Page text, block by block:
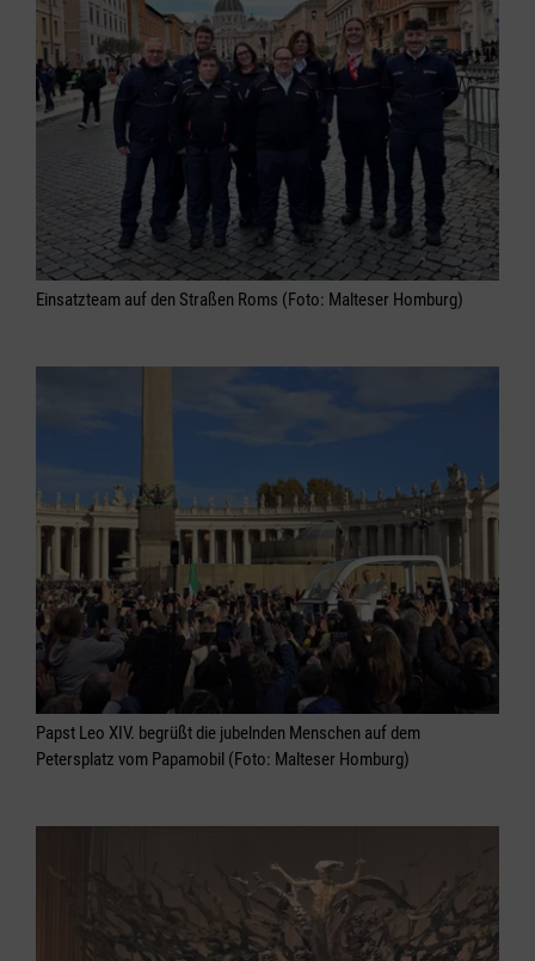
Einsatzteam auf den Straßen Roms (Foto: Malteser Homburg)
Papst Leo XIV. begrüßt die jubelnden Menschen auf dem
Petersplatz vom Papamobil (Foto: Malteser Homburg)